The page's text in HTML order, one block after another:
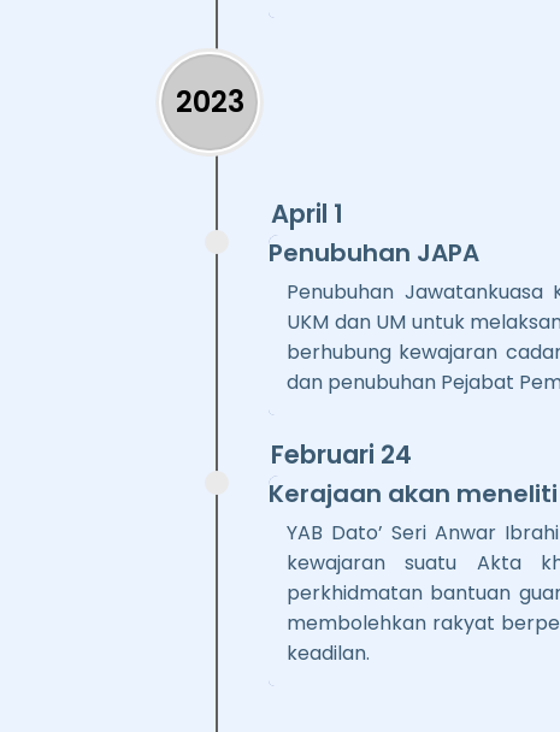
2023
April 1
Penubuhan JAPA
Penubuhan
UKM dan UM untuk
berhubung kewajaran
dan penubuhan Pejabat
Februari 24
Kerajaan akan
YAB Dato’ Seri Anwar
kewajaran suatu Akta
perkhidmatan bantuan
membolehkan rakyat
keadilan.